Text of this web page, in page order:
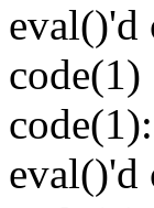
eval()'d
eval()'d